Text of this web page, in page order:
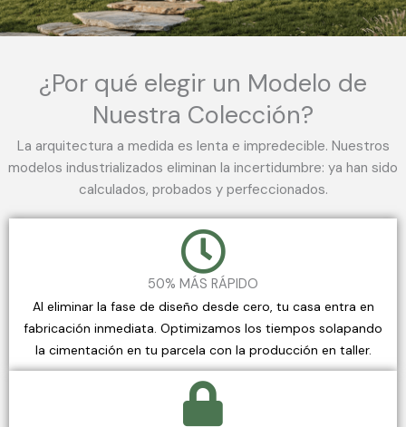
¿Por qué elegir un Modelo de
Nuestra Colección?
La arquitectura a medida es lenta e impredecible. Nuestros
modelos industrializados eliminan la incertidumbre: ya han sido
calculados, probados y perfeccionados.
50% MÁS RÁPIDO
Al eliminar la fase de diseño desde cero, tu casa entra en
fabricación inmediata. Optimizamos los tiempos solapando
la cimentación en tu parcela con la producción en taller.